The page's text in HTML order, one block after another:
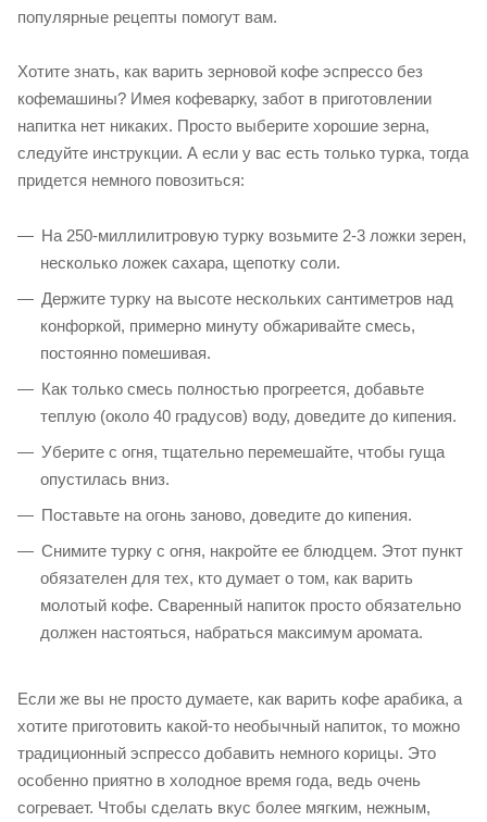
популярные рецепты помогут вам.
Хотите знать, как варить зерновой кофе эспрессо без
кофемашины? Имея кофеварку, забот в приготовлении
напитка нет никаких. Просто выберите хорошие зерна,
следуйте инструкции. А если у вас есть только турка, тогда
придется немного повозиться:
На 250-миллилитровую турку возьмите 2-3 ложки зерен,
несколько ложек сахара, щепотку соли.
Держите турку на высоте нескольких сантиметров над
конфоркой, примерно минуту обжаривайте смесь,
постоянно помешивая.
Как только смесь полностью прогреется, добавьте
теплую (около 40 градусов) воду, доведите до кипения.
Уберите с огня, тщательно перемешайте, чтобы гуща
опустилась вниз.
Поставьте на огонь заново, доведите до кипения.
Снимите турку с огня, накройте ее блюдцем. Этот пункт
обязателен для тех, кто думает о том, как варить
молотый кофе. Сваренный напиток просто обязательно
должен настояться, набраться максимум аромата.
Если же вы не просто думаете, как варить кофе арабика, а
хотите приготовить какой-то необычный напиток, то можно
традиционный эспрессо добавить немного корицы. Это
особенно приятно в холодное время года, ведь очень
согревает. Чтобы сделать вкус более мягким, нежным,